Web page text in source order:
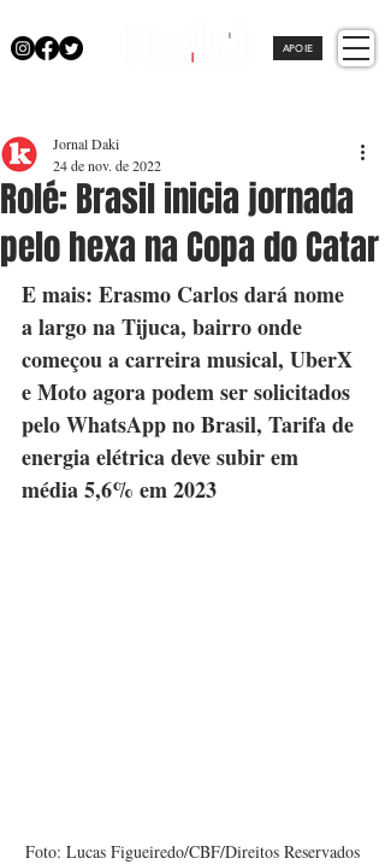
APOIE
Rolé: Brasil inicia jornada
pelo hexa na Copa do Catar
Jornal Daki
24 de nov. de 2022
E mais: Erasmo Carlos dará nome
a largo na Tijuca, bairro onde
começou a carreira musical, UberX
e Moto agora podem ser solicitados
pelo WhatsApp no Brasil, Tarifa de
energia elétrica deve subir em
média 5,6% em 2023
Foto: Lucas Figueiredo/CBF/Direitos Reservados